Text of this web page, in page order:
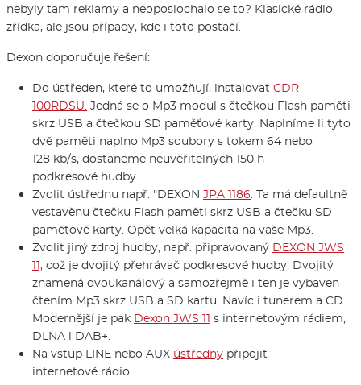
nebyly tam reklamy a neoposlochalo se to? Klasické rádio
zřídka, ale jsou případy, kde i toto postačí.
Dexon doporučuje řešení:
Do ústředen, které to umožňují, instalovat CDR
100RDSU. Jedná se o Mp3 modul s čtečkou Flash paměti
skrz USB a čtečkou SD paměťové karty. Naplníme li tyto
dvě paměti naplno Mp3 soubory s tokem 64 nebo
128 kb/s, dostaneme neuvěřitelných 150 h
podkresové hudby.
Zvolit ústřednu např. "DEXON JPA 1186. Ta má defaultně
vestavěnu čtečku Flash paměti skrz USB a čtečku SD
paměťové karty. Opět velká kapacita na vaše Mp3.
Zvolit jiný zdroj hudby, např. připravovaný DEXON JWS
11, což je dvojitý přehrávač podkresové hudby. Dvojitý
znamená dvoukanálový a samozřejmě i ten je vybaven
čtením Mp3 skrz USB a SD kartu. Navíc i tunerem a CD.
Modernější je pak Dexon JWS 11 s internetovým rádiem,
DLNA i DAB+.
Na vstup LINE nebo AUX ústředny připojit
internetové rádio